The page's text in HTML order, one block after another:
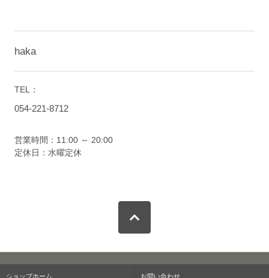
haka
TEL：
054-221-8712
営業時間：11:00 ～ 20:00
定休日：水曜定休
ショップホーム お問い合わせ